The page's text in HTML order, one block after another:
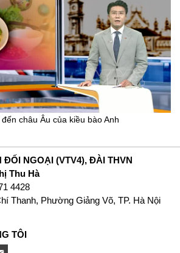
châu Âu của kiều bào Anh
ĐỐI NGOẠI (VTV4), ĐÀI THVN
Thu Hà
4428
Thanh, Phường Giảng Võ, TP. Hà Nội
TÔI